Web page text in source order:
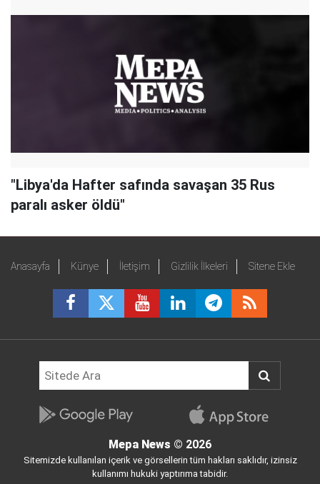
"Libya'da Hafter safında savaşan 35 Rus
paralı asker öldü"
Anasayfa Künye İletişim Gizlilik İlkeleri Sitene Ekle
Mepa News © 2026
Sitemizde kullanılan içerik ve görsellerin tüm hakları saklıdır, izinsiz
kullanımı hukuki yaptırıma tabidir.